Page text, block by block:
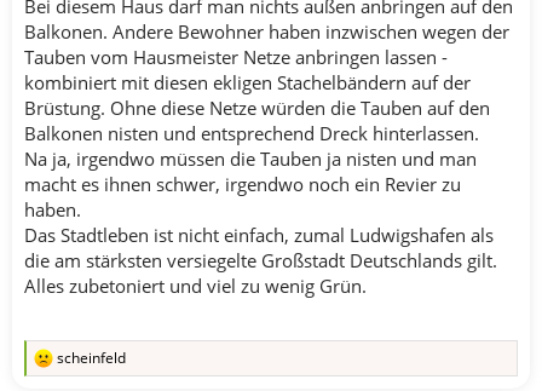
Bei diesem Haus darf man nichts außen anbringen auf den
Balkonen. Andere Bewohner haben inzwischen wegen der
Tauben vom Hausmeister Netze anbringen lassen -
kombiniert mit diesen ekligen Stachelbändern auf der
Brüstung. Ohne diese Netze würden die Tauben auf den
Balkonen nisten und entsprechend Dreck hinterlassen.
Na ja, irgendwo müssen die Tauben ja nisten und man
macht es ihnen schwer, irgendwo noch ein Revier zu
haben.
Das Stadtleben ist nicht einfach, zumal Ludwigshafen als
die am stärksten versiegelte Großstadt Deutschlands gilt.
Alles zubetoniert und viel zu wenig Grün.
R
scheinfeld